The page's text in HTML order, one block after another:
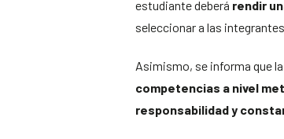
estudiante deberá rendir
seleccionar a las
Asimismo, se informa que la
competencias a nivel
responsabilidad y